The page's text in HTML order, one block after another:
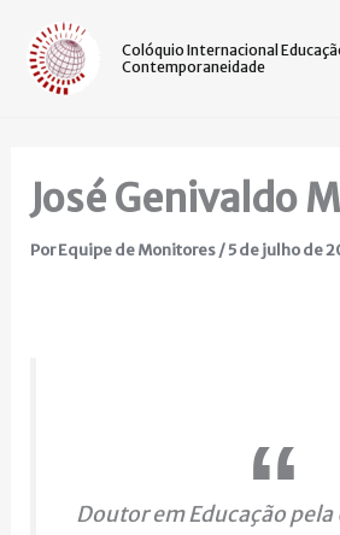
para
Colóquio Internacional
Contemporaneidade
José Genivaldo
PorEquipe de Monitores/5 de julho de
Doutor em Educação